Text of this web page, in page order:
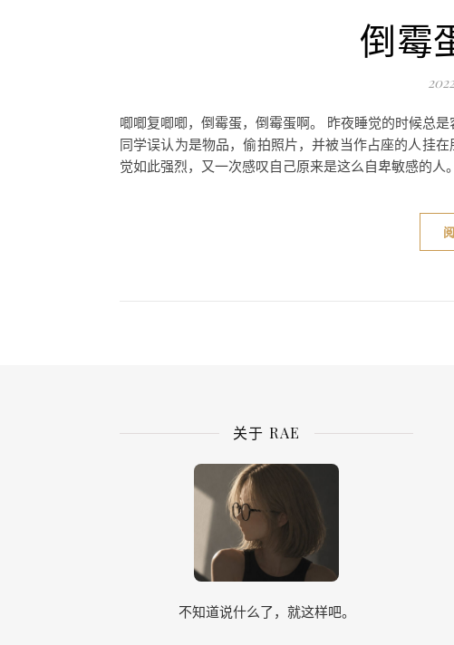
倒霉
唧唧复唧唧，倒霉蛋，倒霉蛋啊。 昨夜睡觉的时候总
同学误认为是物品，偷拍照片，并被当作占座的人挂
觉如此强烈，又一次感叹自己原来是这么自卑敏感的人
关于 RAE
不知道说什么了，就这样吧。